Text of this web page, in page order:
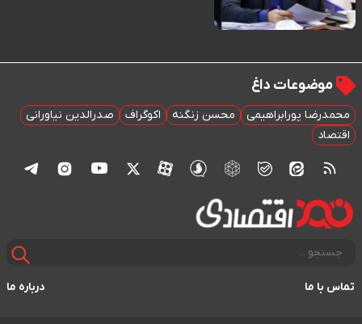
موضوعات داغ
محمدرضا پورابراهیمی محسن زنگنه اکوگراف
صدرالدین نیاورانی
اقتصاد
تماس با ما درباره ما